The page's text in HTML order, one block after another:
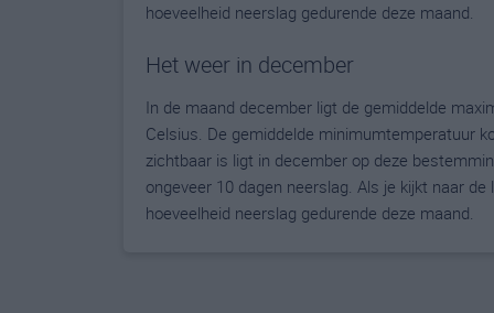
hoeveelheid neerslag gedurende deze maand.
Het weer in december
In de maand december ligt de gemiddelde
Celsius. De gemiddelde minimumtemperatuur
zichtbaar is ligt in december op deze
ongeveer 10 dagen neerslag. Als je kijkt naar
hoeveelheid neerslag gedurende deze maand.